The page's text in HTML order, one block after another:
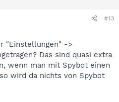
#13
"Einstellungen" ->
Das sind quasi extra
wenn man mit Spybot einen
wird da nichts von Spybot